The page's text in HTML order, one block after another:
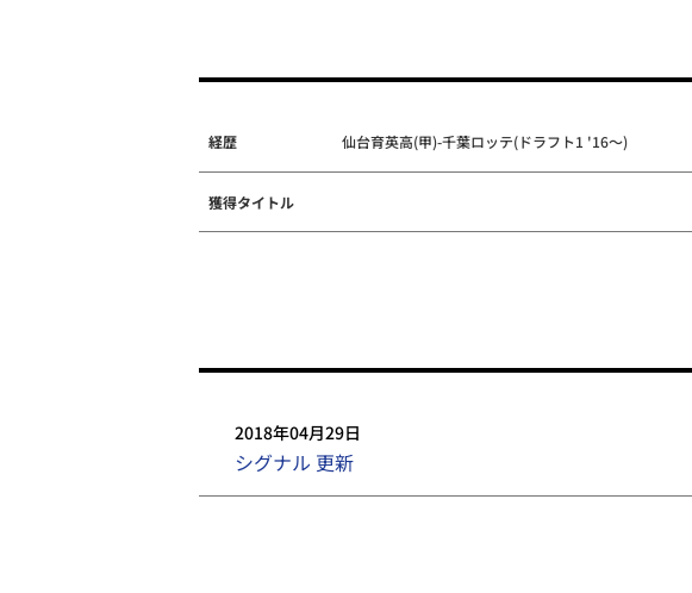
経歴 仙台育英高(甲)-千葉ロッテ(ドラフト1 '16～)
獲得タイトル
2018年04月29日
シグナル 更新